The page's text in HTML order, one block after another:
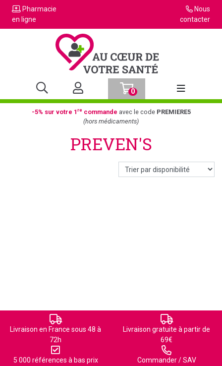
Pharmacie
en ligne
Nous
contacter
0
Afficher la
-5% sur votre 1recommande avec le code PREMIERE5
(hors médicaments)
PREVEN'S
Livraison en France sous 48 à
72h
Livraison gratuite à partir de
69€
5 000 références à bas prix
Commander / SAV